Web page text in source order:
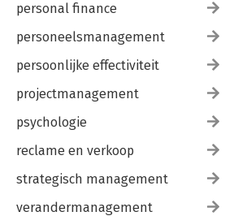
personal finance
personeelsmanagement
persoonlijke effectiviteit
projectmanagement
psychologie
reclame en verkoop
strategisch management
verandermanagement